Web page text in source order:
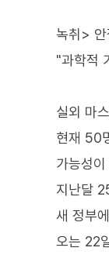
녹취>
"과학적
실외 마
현재 50
가능성
지난달
새 정부
오는 22